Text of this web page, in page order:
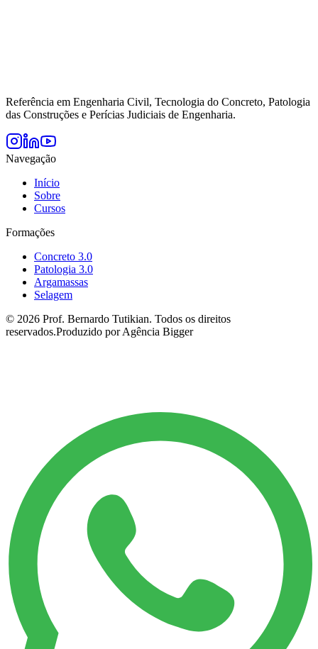
Referência em Engenharia Civil, Tecnologia do Concreto, Patologia
das Construções e Perícias Judiciais de Engenharia.
Navegação
Início
Sobre
Cursos
Formações
Concreto 3.0
Patologia 3.0
Argamassas
Selagem
© 2026 Prof. Bernardo Tutikian. Todos os direitos
reservados.Produzido por Agência Bigger